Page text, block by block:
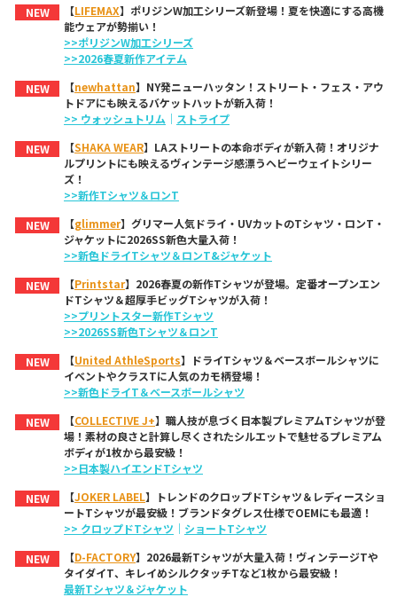
NEW
【LIFEMAX】ポリジンW加工シリーズ新登場！夏を快適にする高機
能ウェアが勢揃い！
>>ポリジンW加工シリーズ
>>2026春夏新作アイテム
NEW
【newhattan】NY発ニューハッタン！ストリート・フェス・アウ
トドアにも映えるバケットハットが新入荷！
>> ウォッシュトリム ｜ ストライプ
NEW
【SHAKA WEAR】LAストリートの本命ボディが新入荷！オリジナ
ルプリントにも映えるヴィンテージ感漂うヘビーウェイトシリー
ズ！
>>新作Tシャツ＆ロンT
NEW
【glimmer】グリマー人気ドライ・UVカットのTシャツ・ロンT・
ジャケットに2026SS新色大量入荷！
>>新色ドライTシャツ＆ロンT&ジャケット
NEW
【Printstar】2026春夏の新作Tシャツが登場。定番オープンエン
ドTシャツ＆超厚手ビッグTシャツが入荷！
>>プリントスター新作Tシャツ
>>2026SS新色Tシャツ＆ロンT
NEW
【United AthleSports】ドライTシャツ＆ベースボールシャツに
イベントやクラスTに人気のカモ柄登場！
>>新色ドライT＆ベースボールシャツ
NEW
【COLLECTIVE J+】職人技が息づく日本製プレミアムTシャツが登
場！素材の良さと計算し尽くされたシルエットで魅せるプレミアム
ボディが1枚から最安級！
>>日本製ハイエンドTシャツ
NEW
【JOKER LABEL】トレンドのクロップドTシャツ＆レディースショ
ートTシャツが最安級！ブランドタグレス仕様でOEMにも最適！
>> クロップドTシャツ ｜ ショートTシャツ
NEW
【D-FACTORY】2026最新Tシャツが大量入荷！ヴィンテージTや
タイダイT、キレイめシルクタッチTなど1枚から最安級！
最新Tシャツ＆ジャケット